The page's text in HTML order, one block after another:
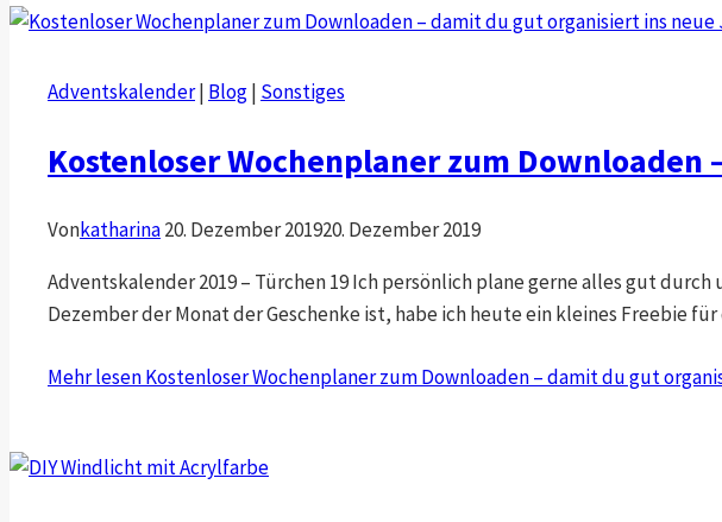
Adventskalender| Blog| Sonstiges
Kostenloser Wochenplaner zum
Vonkatharina20. Dezember 201920. Dezember 2019
Adventskalender 2019 – Türchen 19 Ich persönlich plane gerne alles gut
Dezember der Monat der Geschenke ist, habe ich heute ein kleines Freebie
Mehr lesenKostenloser Wochenplaner zum Downloaden – damit du gut